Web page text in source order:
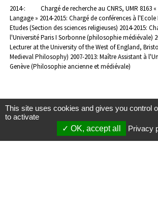
2014-: Chargé de recherche au CNRS, UMR 8163 «
Langage » 2014-2015: Chargé de conférences à
Etudes (Section des sciences religieuses) 2014-2015:
l'Université Paris I Sorbonne (philosophie médiévale)
Lecturer at the University of the West of England,
Medieval Philosophy) 2007-2013: Maître Assistant à
Genève (Philosophie ancienne et médiévale)
This site uses cookies and gives you control
to activate
OK, accept all
Privacy